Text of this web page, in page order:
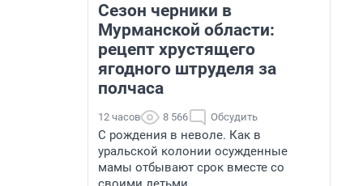
Сезон черники в
Мурманской области:
рецепт хрустящего
ягодного штруделя за
полчаса
12 часов 8 566 Обсудить
С рождения в неволе. Как в
уральской колонии осужденные
мамы отбывают срок вместе со